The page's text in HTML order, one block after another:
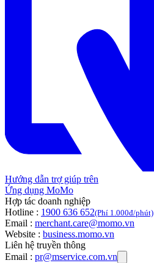
Hướng dẫn trợ giúp trên
Ứng dụng MoMo
Hợp tác doanh nghiệp
Hotline : 1900 636 652(Phí 1.000đ/phút)
Email : merchant.care@momo.vn
Website : business.momo.vn
Liên hệ truyền thông
Email : pr@mservice.com.vn